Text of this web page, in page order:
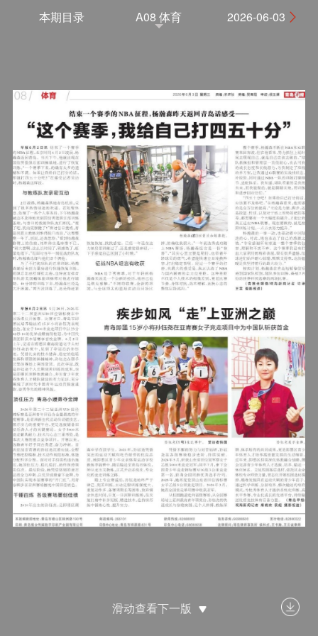
滑动查看下一版
本期目录 A08 体育 2026-06-03